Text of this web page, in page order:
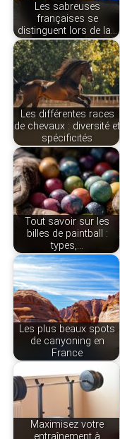
Les sabreuses
françaises se
distinguent lors de la…
Les différentes races
de chevaux : diversité et
spécificités
Tout savoir sur les
billes de paintball :
types,…
Les plus beaux spots
de canyoning en
France
Maximisez votre